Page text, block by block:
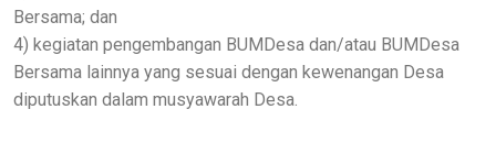
Bersama; dan
4) kegiatan pengembangan BUMDesa dan/atau BUMDesa
Bersama lainnya yang sesuai dengan kewenangan Desa
diputuskan dalam musyawarah Desa.